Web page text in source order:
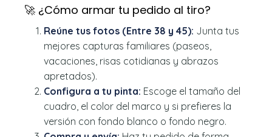
🚀 ¿Cómo armar tu pedido al tiro?
Reúne tus fotos (Entre 38 y 45): Junta tus
mejores capturas familiares (paseos,
vacaciones, risas cotidianas y abrazos
apretados).
Configura a tu pinta: Escoge el tamaño del
cuadro, el color del marco y si prefieres la
versión con fondo blanco o fondo negro.